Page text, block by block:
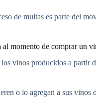
de multas es parte del
al momento de comprar un
vinos producidos a partir
o lo agregan a sus